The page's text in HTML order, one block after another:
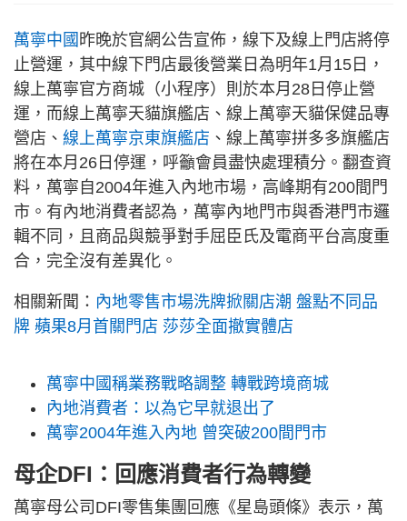
​萬寧中國 昨晚於官網公告宣佈，線下及線上門店將停
止營運，其中線下門店最後營業日為明年1月15日，
線上萬寧官方商城（小程序）則於本月28日停止營
運，而線上萬寧天貓旗艦店、線上萬寧天貓保健品專
營店、 線上萬寧京東旗艦店 、線上萬寧拼多多旗艦店
將在本月26日停運，呼籲會員盡快處理積分。翻查資
料，萬寧自2004年進入內地市場，高峰期有200間門
市。有內地消費者認為，萬寧內地門市與香港門市邏
輯不同，且商品與競爭對手屈臣氏及電商平台高度重
合，完全沒有差異化。
相關新聞： 內地零售市場洗牌掀關店潮 盤點不同品
牌 蘋果8月首關門店 莎莎全面撤實體店
萬寧中國稱業務戰略調整 轉戰跨境商城
內地消費者：以為它早就退出了
萬寧2004年進入內地 曾突破200間門市
母企DFI：回應消費者行為轉變
萬寧母公司DFI零售集團回應《星島頭條》表示，萬